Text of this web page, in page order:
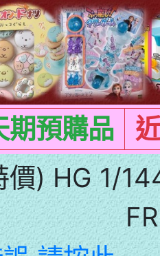
期預購品
價) HG 1/